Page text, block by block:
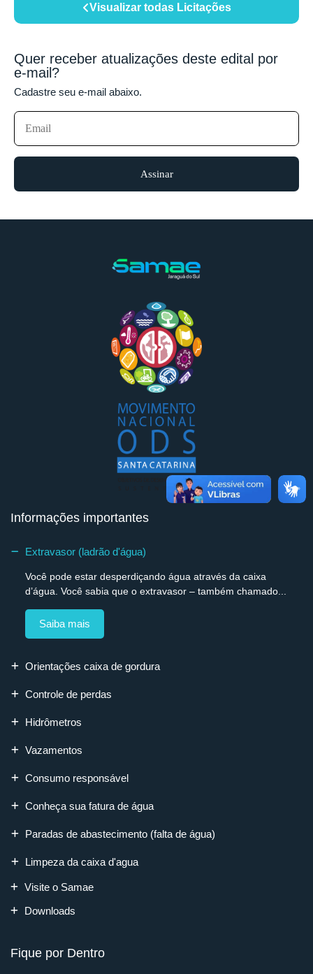
Visualizar todas Licitações
Quer receber atualizações deste edital por
e-mail?
Cadastre seu e-mail abaixo.
Assinar
Informações importantes
Extravasor (ladrão d'água)
Você pode estar desperdiçando água através da caixa
d’água. Você sabia que o extravasor – também chamado...
Saiba mais
Orientações caixa de gordura
Controle de perdas
Hidrômetros
Vazamentos
Consumo responsável
Conheça sua fatura de água
Paradas de abastecimento (falta de água)
Limpeza da caixa d'agua
Visite o Samae
Downloads
Fique por Dentro